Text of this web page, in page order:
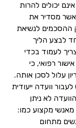
יכולים להרות
אשר מסדיר את
ההסכמים לנשיאת
לבצע הליך
לעמוד בכדי
רפואי, כי
עלול לסכן אותה.
לעבור וועדה ייעודית
לא ניתן
מקצוע כמו:
מתחום